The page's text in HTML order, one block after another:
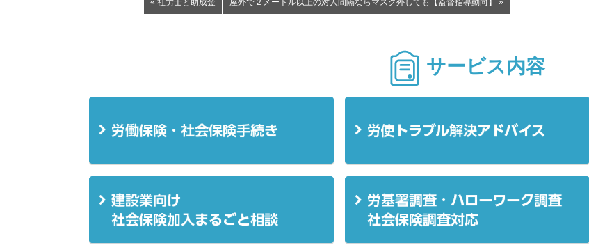
« 社労士と助成金 屋外で２メートル以上の対人間隔ならマスク外しても【監督指導動向】 »
サービス内容